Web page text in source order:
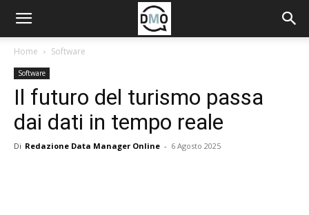
Home Software
Software
Il futuro del turismo passa
dai dati in tempo reale
Di Redazione Data Manager Online - 6 Agosto 2025